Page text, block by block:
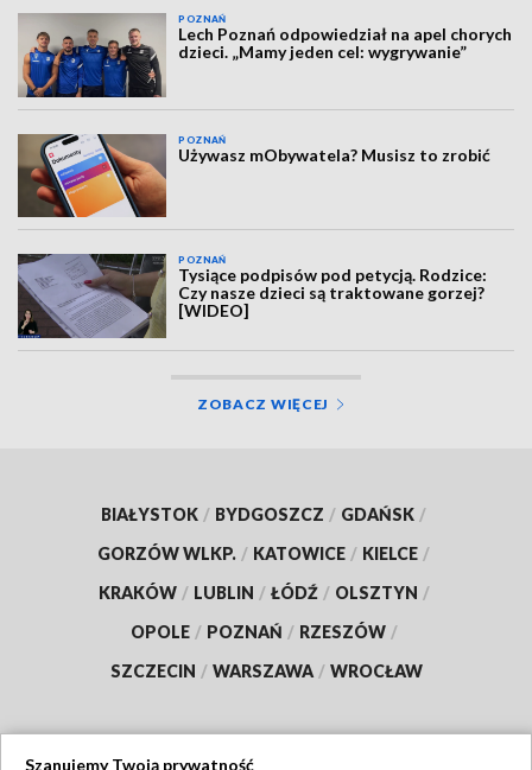
POZNAŃ
Lech Poznań odpowiedział na apel chorych
dzieci. „Mamy jeden cel: wygrywanie”
POZNAŃ
Używasz mObywatela? Musisz to zrobić
POZNAŃ
Tysiące podpisów pod petycją. Rodzice:
Czy nasze dzieci są traktowane gorzej?
[WIDEO]
ZOBACZ WIĘCEJ
BIAŁYSTOK / BYDGOSZCZ / GDAŃSK /
GORZÓW WLKP. / KATOWICE / KIELCE /
KRAKÓW / LUBLIN / ŁÓDŹ / OLSZTYN /
OPOLE / POZNAŃ / RZESZÓW /
SZCZECIN / WARSZAWA / WROCŁAW
Szanujemy Twoją prywatność